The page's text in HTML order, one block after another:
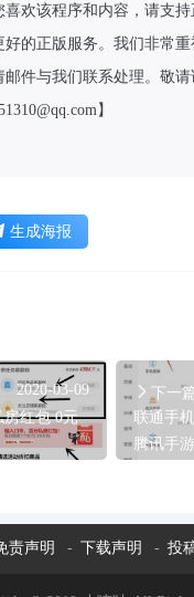
喜欢该程序和内容，请支
好的正版服务。我们非常重
邮件与我们联系处理。敬
】
生成海报
2020-03-09
房红包 0元
下一
联通手
腾讯手
责声明 - 下载声明 - 投